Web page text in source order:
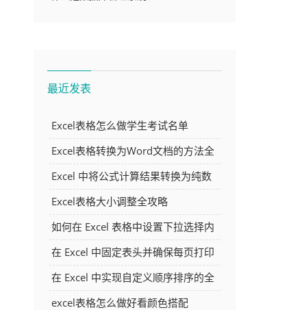
最近发表
Excel表格怎么做学生考试名单
Excel表格转换为Word文档的方法全
解析
Excel 中将公式计算结果转换为纯数
字的多种方法
Excel表格大小调整全攻略
如何在 Excel 表格中设置下拉选择内
容
在 Excel 中固定表头并确保每页打印
时都显示表头的方法详解
在 Excel 中实现自定义顺序排序的全
面指南
excel表格怎么做好看颜色搭配